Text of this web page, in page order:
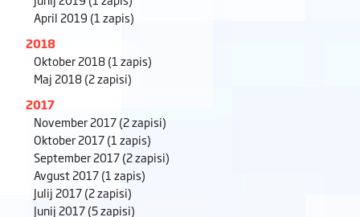
April 2019 (1 zapis)
2018
Oktober 2018(1 zapis)
Maj 2018(2 zapisi)
2017
November 2017(2 zapisi)
Oktober 2017(1 zapis)
September 2017(2 zapisi)
Avgust 2017(1 zapis)
Julij 2017(2 zapisi)
Junij 2017(5 zapisi)